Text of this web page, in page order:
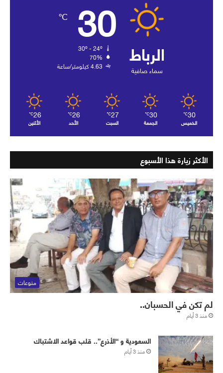
الرباط
سماء صافية
30
℃
70%
4.63 كيلومتر/ساعة
30
℃
الخميس
30
℃
الجمعة
27
℃
السبت
26
℃
الأحد
26
℃
الأثنين
الأكثر زيارة هذا الأسبوع
منوعات
لم تكن في الحسبان..
منذ 3 أيام
‏⁧‫السعودية‬⁩ و “الأذرع”.. قلب قواعد الاشتباك
منذ 3 أيام